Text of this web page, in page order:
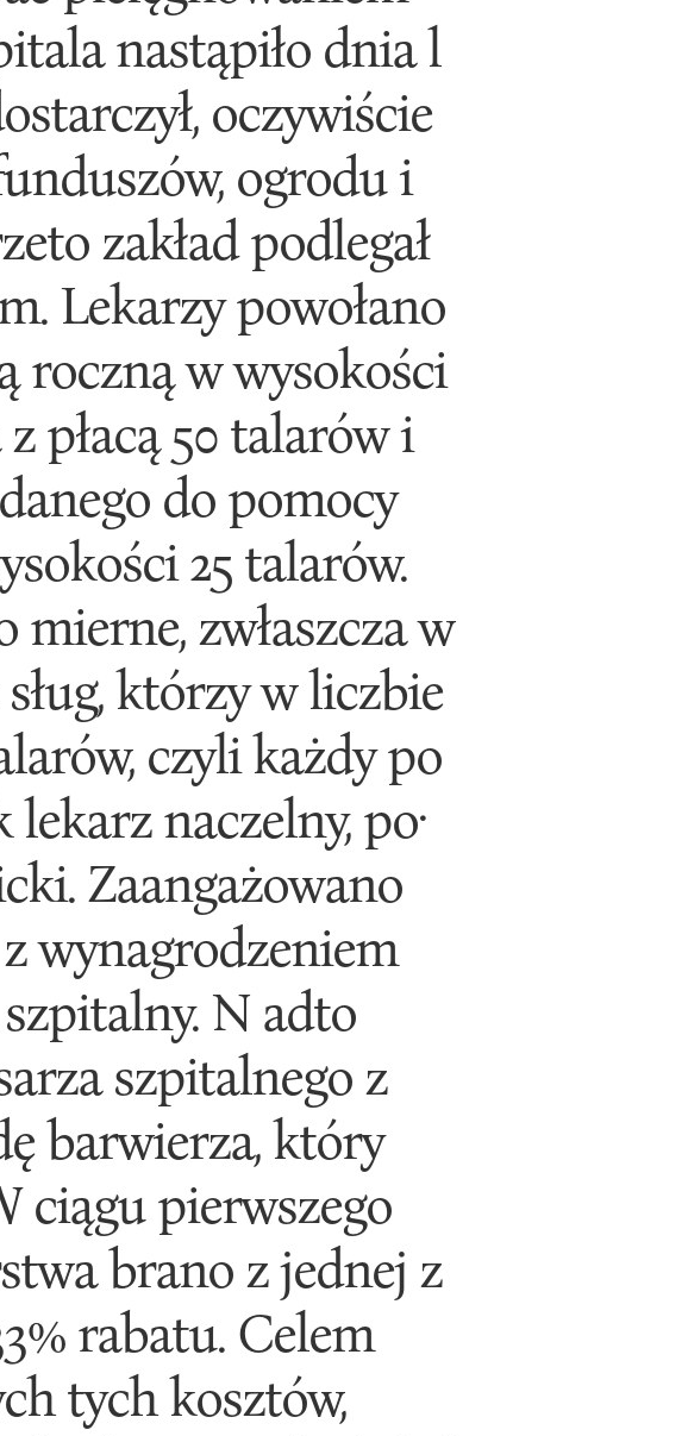
nastąpiło dnia l
oczywiście
ogrodu i
zakład podlegał
Lekarzy powołano
roczną w wysokości
płacą 50 talarów i
do pomocy
25 talarów.
mierne, zwłaszcza w
którzy w liczbie
czyli każdy po
lekarz naczelny, po·
Zaangażowano
wynagrodzeniem
N adto
szpitalnego z
barwierza, który
ciągu pierwszego
brano z jednej z
rabatu. Celem
tych kosztów,